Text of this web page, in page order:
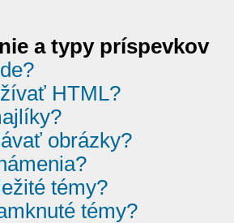
a typy príspevkov
HTML?
obrázky?
témy?
témy?